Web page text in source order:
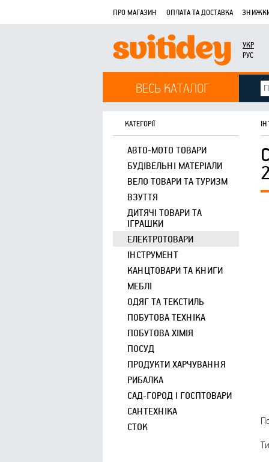
ПРО МАГАЗИН ОПЛАТА ТА ДОСТАВКА
УКР
РУС
ВЕСЬ КАТАЛОГ
КАТЕГОРІЇ
АВТО-МОТО ТОВАРИ
БУДІВЕЛЬНІ МАТЕРІАЛИ
ВЕЛО ТОВАРИ ТА ТУРИЗМ
ВЗУТТЯ
ДИТЯЧІ ТОВАРИ ТА
ІГРАШКИ
ЕЛЕКТРОТОВАРИ
ІНСТРУМЕНТ
КАНЦТОВАРИ ТА КНИГИ
МЕБЛІ
ОДЯГ ТА ТЕКСТИЛЬ
ПОБУТОВА ТЕХНІКА
ПОБУТОВА ХІМІЯ
ПОСУД
ПРОДУКТИ ХАРЧУВАННЯ
РИБАЛКА
САД-ГОРОД І ГОСПТОВАРИ
САНТЕХНІКА
СТОК